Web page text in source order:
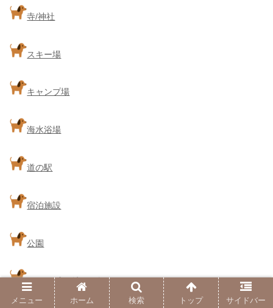
寺/神社
スキー場
キャンプ場
海水浴場
道の駅
宿泊施設
公園
ショッピングセンター
メニュー ホーム 検索 トップ サイドバー